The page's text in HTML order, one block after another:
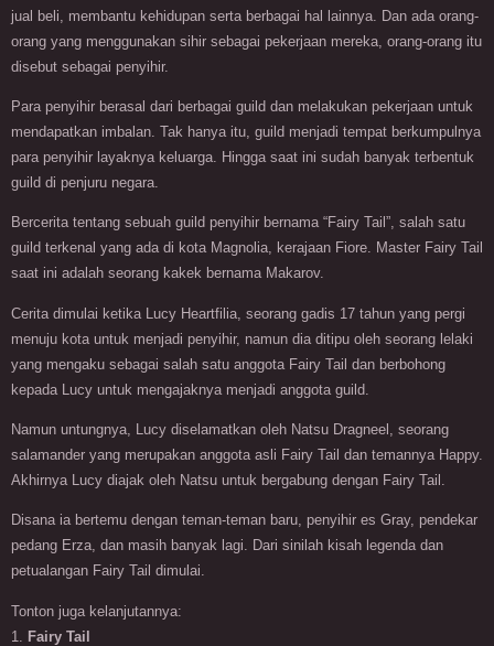
jual beli, membantu kehidupan serta berbagai hal lainnya. Dan ada orang-
orang yang menggunakan sihir sebagai pekerjaan mereka, orang-orang itu
disebut sebagai penyihir.
Para penyihir berasal dari berbagai guild dan melakukan pekerjaan untuk
mendapatkan imbalan. Tak hanya itu, guild menjadi tempat berkumpulnya
para penyihir layaknya keluarga. Hingga saat ini sudah banyak terbentuk
guild di penjuru negara.
Bercerita tentang sebuah guild penyihir bernama “Fairy Tail”, salah satu
guild terkenal yang ada di kota Magnolia, kerajaan Fiore. Master Fairy Tail
saat ini adalah seorang kakek bernama Makarov.
Cerita dimulai ketika Lucy Heartfilia, seorang gadis 17 tahun yang pergi
menuju kota untuk menjadi penyihir, namun dia ditipu oleh seorang lelaki
yang mengaku sebagai salah satu anggota Fairy Tail dan berbohong
kepada Lucy untuk mengajaknya menjadi anggota guild.
Namun untungnya, Lucy diselamatkan oleh Natsu Dragneel, seorang
salamander yang merupakan anggota asli Fairy Tail dan temannya Happy.
Akhirnya Lucy diajak oleh Natsu untuk bergabung dengan Fairy Tail.
Disana ia bertemu dengan teman-teman baru, penyihir es Gray, pendekar
pedang Erza, dan masih banyak lagi. Dari sinilah kisah legenda dan
petualangan Fairy Tail dimulai.
Tonton juga kelanjutannya:
1.
Fairy Tail